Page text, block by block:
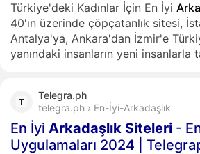
Türkiye'deki Kadınlar İçin En İyi
40'ın üzerinde çöpçatanlık sitesi,
Antalya'ya, Ankara'dan İzmir'e
yanındaki insanların yeni insanlarla
Telegra.ph
telegra.ph › En-İyi-Arkadaşlık
En İyi Arkadaşlık Siteleri -
Uygulamaları 2024 |